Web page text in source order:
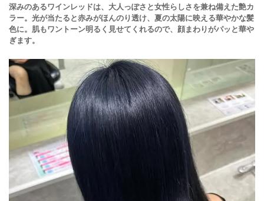
深みのあるワインレッドは、大人っぽさと女性らしさを兼ね備えた艶カ
ラー。光が当たると赤みがほんのり透け、夏の太陽に映える華やかな髪
色に。肌もワントーン明るく見せてくれるので、顔まわりがパッと華や
ぎます。